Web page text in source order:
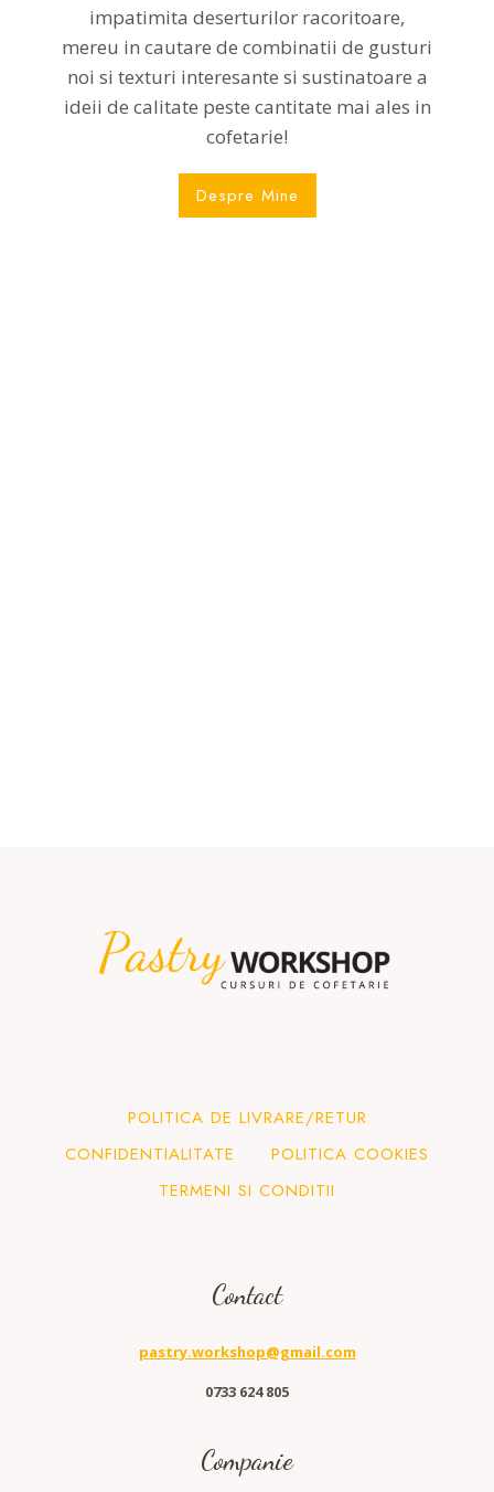
impatimita deserturilor racoritoare,
mereu in cautare de combinatii de gusturi
noi si texturi interesante si sustinatoare a
ideii de calitate peste cantitate mai ales in
cofetarie!
Despre Mine
POLITICA DE LIVRARE/RETUR
CONFIDENTIALITATE
POLITICA COOKIES
TERMENI SI CONDITII
Contact
pastry.workshop@gmail.com
0733 624 805
Companie